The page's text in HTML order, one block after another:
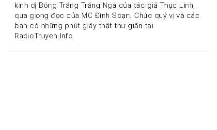
kinh dị Bóng Trăng Trắng Ngà của tác giả Thục Linh,
qua giọng đọc của MC Đình Soạn. Chúc quý vị và các
bạn có những phút giây thật thư giãn tại
RadioTruyen.Info